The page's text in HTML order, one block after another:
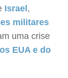
Israel ,
militares
uma crise
EUA e do